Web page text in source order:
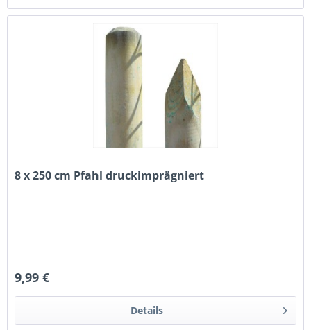
8 x 250 cm Pfahl druckimprägniert
9,99 €
Details